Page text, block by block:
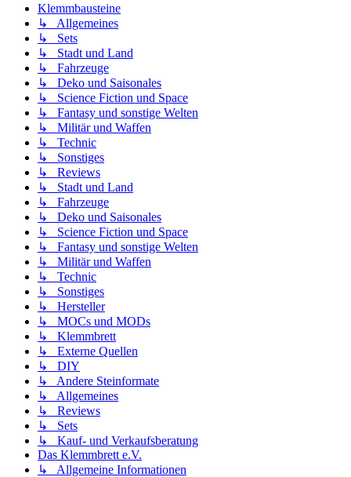
Klemmbausteine
↳ Allgemeines
↳ Sets
↳ Stadt und Land
↳ Fahrzeuge
↳ Deko und Saisonales
↳ Science Fiction und Space
↳ Fantasy und sonstige Welten
↳ Militär und Waffen
↳ Technic
↳ Sonstiges
↳ Reviews
↳ Stadt und Land
↳ Fahrzeuge
↳ Deko und Saisonales
↳ Science Fiction und Space
↳ Fantasy und sonstige Welten
↳ Militär und Waffen
↳ Technic
↳ Sonstiges
↳ Hersteller
↳ MOCs und MODs
↳ Klemmbrett
↳ Externe Quellen
↳ DIY
↳ Andere Steinformate
↳ Allgemeines
↳ Reviews
↳ Sets
↳ Kauf- und Verkaufsberatung
Das Klemmbrett e.V.
↳ Allgemeine Informationen